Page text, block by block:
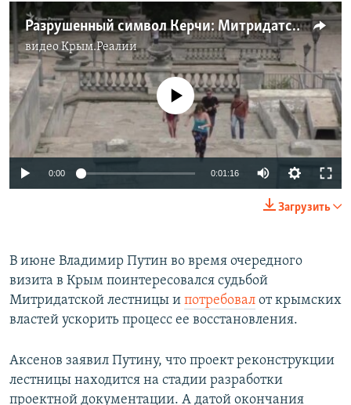
Разрушенный символ Керчи: Митридатская лестница ждет реконструкции (видео)
видеоКрым.Реалии
No media source currently available
0:00 0:01:16
Загрузить
В июне Владимир Путин во время очередного
визита в Крым поинтересовался судьбой
Митридатской лестницы и потребовал от крымских
властей ускорить процесс ее восстановления.
Аксенов заявил Путину, что проект реконструкции
лестницы находится на стадии разработки
проектной документации. А датой окончания